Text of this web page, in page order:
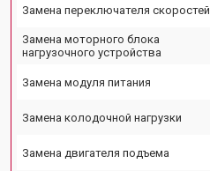
Замена переключателя скоростей
Замена моторного блока
нагрузочного устройства
Замена модуля питания
Замена колодочной нагрузки
Замена двигателя подъема